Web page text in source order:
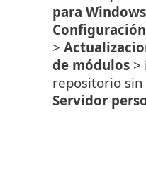
para Windows
Configuración
>
de módulos >
repositorio
Servidor